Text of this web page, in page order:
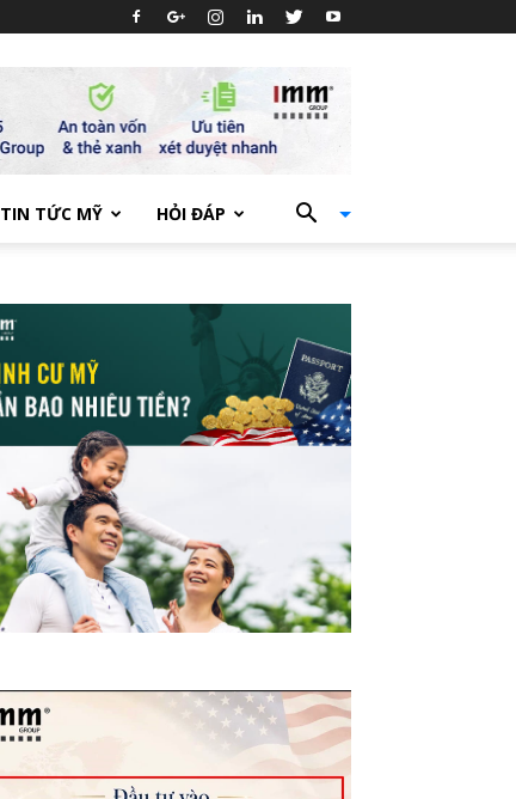
TIN TỨC MỸ HỎI ĐÁP